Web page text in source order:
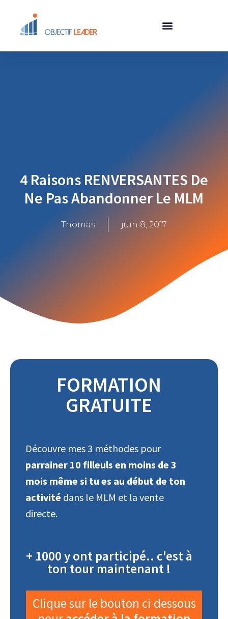
4 Raisons RENVERSANTES De
Ne Pas Abandonner Le MLM
Thomas juin 8, 2017
FORMATION
GRATUITE
Découvre mes 3 méthodes pour
parrainer 10 filleuls en moins de 3
mois même si tu es au début de ton
activité dans le MLM et la vente
directe.
+ 1000 y ont participé.. c'est à
ton tour maintenant !
Clique sur le bouton ci dessous